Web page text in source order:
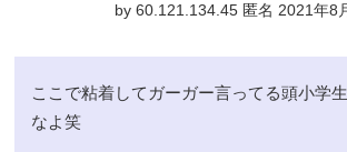
by 60.121.134.45 匿名 2021年8
ここで粘着してガーガー言ってる頭小学
なよ笑